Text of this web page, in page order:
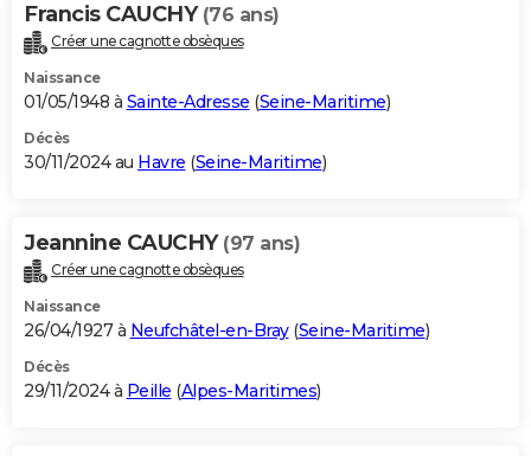
Francis CAUCHY (76 ans)
Créer une cagnotte obsèques
Naissance
01/05/1948 à Sainte-Adresse (Seine-Maritime)
Décès
30/11/2024 au Havre (Seine-Maritime)
Jeannine CAUCHY (97 ans)
Créer une cagnotte obsèques
Naissance
26/04/1927 à Neufchâtel-en-Bray(Seine-Maritime)
Décès
29/11/2024 à Peille (Alpes-Maritimes)